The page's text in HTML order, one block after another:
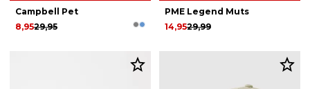
Campbell Pet
29,95
8,95
PME Legend Muts
29,99
14,95